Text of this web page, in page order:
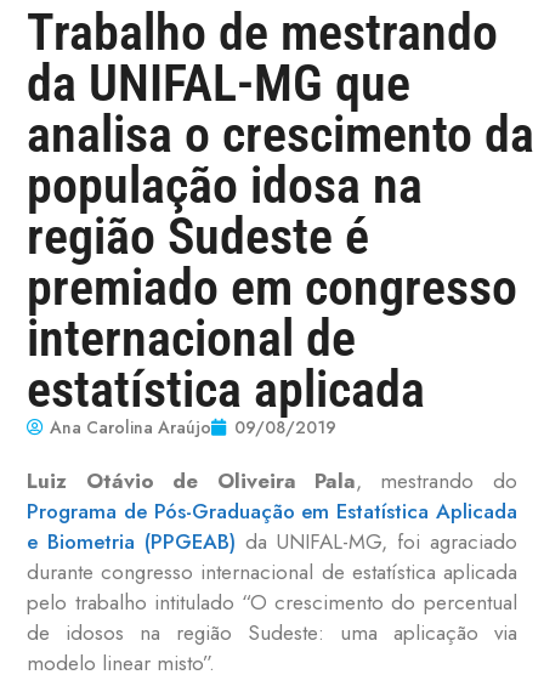
Trabalho de mestrando
da UNIFAL-MG que
analisa o crescimento da
população idosa na
região Sudeste é
premiado em congresso
internacional de
estatística aplicada
Ana Carolina Araújo 09/08/2019
Luiz Otávio de Oliveira Pala, mestrando do
Programa de Pós-Graduação em Estatística Aplicada
e Biometria (PPGEAB) da UNIFAL-MG, foi agraciado
durante congresso internacional de estatística aplicada
pelo trabalho intitulado “O crescimento do percentual
de idosos na região Sudeste: uma aplicação via
modelo linear misto”.